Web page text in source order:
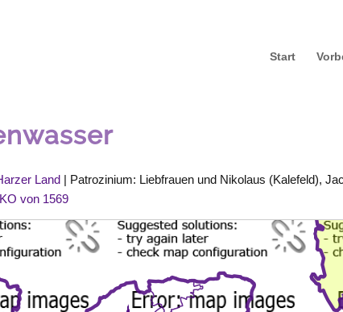
Start
Land | Patrozinium: Liebfrauen und Nikolaus (Kalefeld),
von 1569